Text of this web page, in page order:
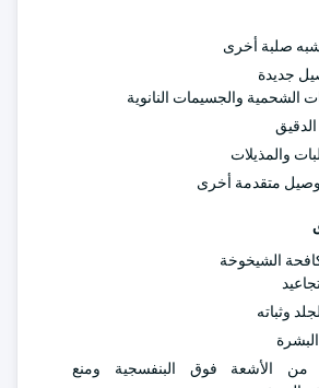
صلبة أخرى
جديدة
الشحمية والجسيمات النانوية
والمذيلات
متقدمة أخرى
الشيخوخة
وثباته
من الأشعة فوق البنفسجية ومنع